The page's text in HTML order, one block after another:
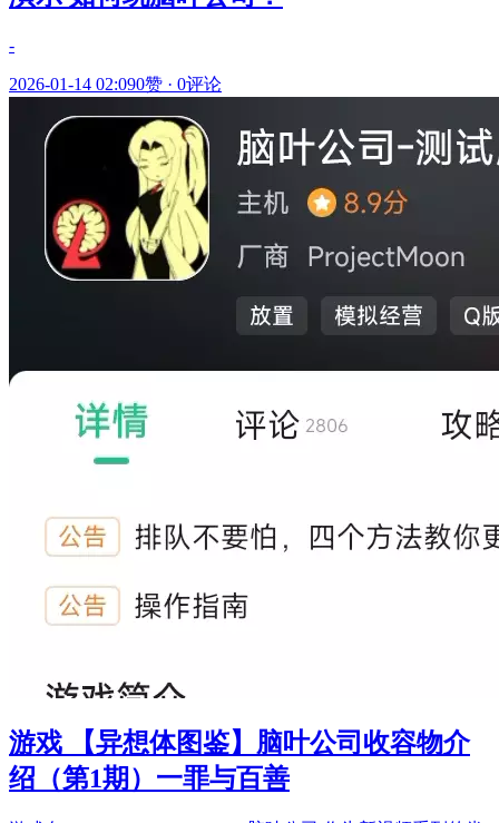
-
2026-01-14 02:090赞 · 0评论
游戏 【异想体图鉴】脑叶公司收容物介
绍（第1期）一罪与百善